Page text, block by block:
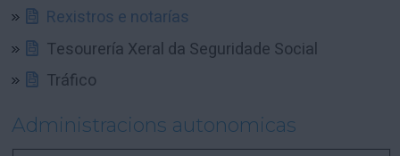
Rexistros e notarías
Tesourería Xeral da Seguridade Social
Tráfico
Administracions autonomicas